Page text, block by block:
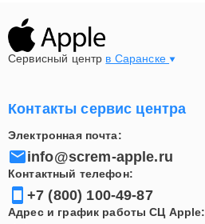
Сервисный центр в Саранске
Контакты сервис центра
Электронная почта:
info@screm-apple.ru
Контактный телефон:
+7 (800) 100-49-87
Адрес и график работы СЦ Apple: